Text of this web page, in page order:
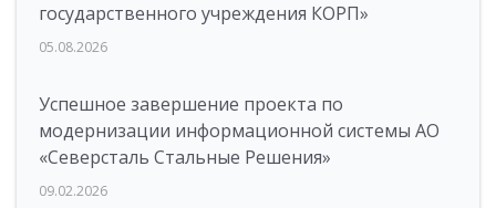
государственного учреждения КОРП»
05.08.2026
Успешное завершение проекта по
модернизации информационной системы АО
«Северсталь Стальные Решения»
09.02.2026